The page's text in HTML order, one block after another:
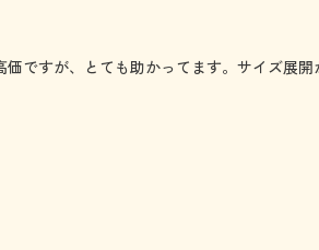
ですが、とても助かってます。サイズ展開